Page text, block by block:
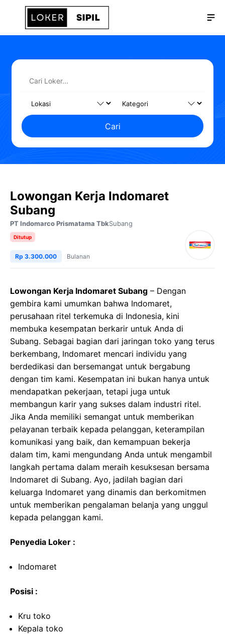
Langsung
Cari
Lowongan Kerja Indomaret
Subang
PT Indomarco Prismatama TbkSubang
Ditutup
Rp 3.300.000 Bulanan
Lowongan Kerja Indomaret Subang – Dengan
gembira kami umumkan bahwa Indomaret,
perusahaan ritel terkemuka di Indonesia, kini
membuka kesempatan berkarir untuk Anda di
Subang. Sebagai bagian dari jaringan toko yang terus
berkembang, Indomaret mencari individu yang
berdedikasi dan bersemangat untuk bergabung
dengan tim kami. Kesempatan ini bukan hanya untuk
mendapatkan pekerjaan, tetapi juga untuk
membangun karir yang sukses dalam industri ritel.
Jika Anda memiliki semangat untuk memberikan
pelayanan terbaik kepada pelanggan, keterampilan
komunikasi yang baik, dan kemampuan bekerja
dalam tim, kami mengundang Anda untuk mengambil
langkah pertama dalam meraih kesuksesan bersama
Indomaret di Subang. Ayo, jadilah bagian dari
keluarga Indomaret yang dinamis dan berkomitmen
untuk memberikan pengalaman belanja yang unggul
kepada pelanggan kami.
Penyedia Loker :
Indomaret
Posisi :
Kru toko
Kepala toko